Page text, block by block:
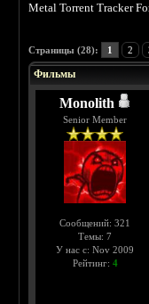
Metal Torrent Tracker
Страницы (28): 1 2
Фильмы
Monolith
Senior Member
Сообщений: 321
Темы: 7
У нас с: Nov 2009
Рейтинг: 4